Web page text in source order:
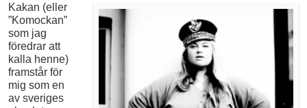
Kakan (eller
”Komockan”
som jag
föredrar att
kalla henne)
framstår för
mig som en
av sveriges